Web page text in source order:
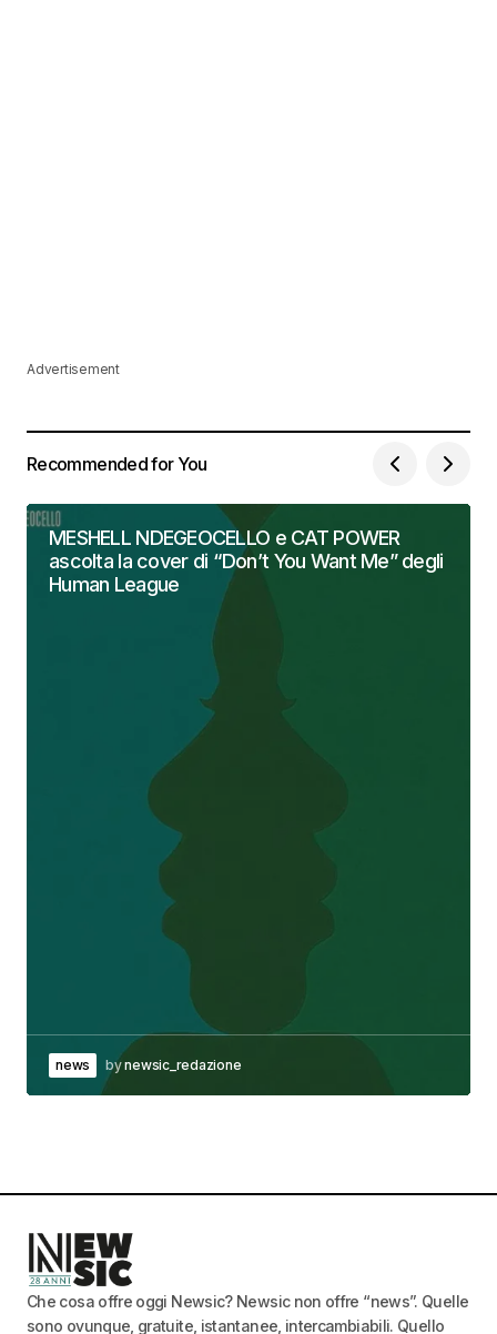
Advertisement
Recommended for You
MESHELL NDEGEOCELLO e CAT POWER
ascolta la cover di “Don’t You Want Me” degli
Human League
news bynewsic_redazione
Che cosa offre oggi Newsic? Newsic non offre “news”. Quelle
sono ovunque, gratuite, istantanee, intercambiabili. Quello